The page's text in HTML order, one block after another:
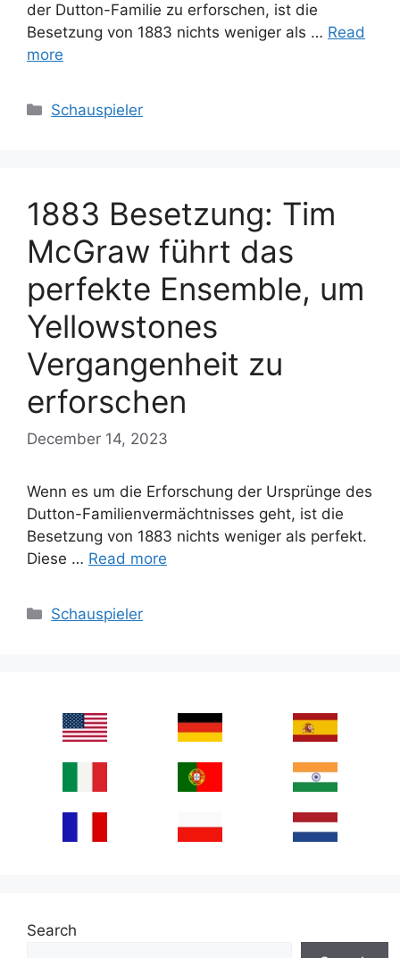
der Dutton-Familie zu erforschen, ist die
Besetzung von 1883 nichts weniger als … Read
more
Categories
Schauspieler
1883 Besetzung: Tim
McGraw führt das
perfekte Ensemble, um
Yellowstones
Vergangenheit zu
erforschen
December 14, 2023
Wenn es um die Erforschung der Ursprünge des
Dutton-Familienvermächtnisses geht, ist die
Besetzung von 1883 nichts weniger als perfekt.
Diese … Read more
Categories
Schauspieler
Search